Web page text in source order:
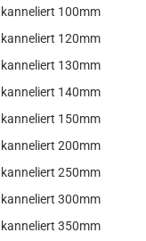
100mm
120mm
130mm
140mm
150mm
200mm
250mm
300mm
350mm